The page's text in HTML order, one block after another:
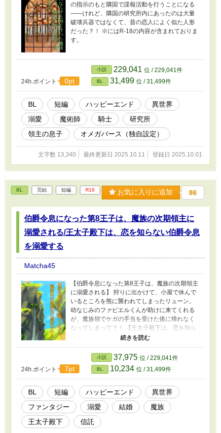
の指示のもと隣国で諜報活動を行うことになる
――けれど、隣国の研究所内にあったのは大量
破壊兵器ではなくて、昔の恋人によく似た人形
だった？！ ※にはR-18の内容が含まれておりま
す。
24h.ポイント 0pt
小説 229,041 位 / 229,041件
BL 31,499 位 / 31,499件
BL 短編 ハッピーエンド
異世界
溺愛
魔術師 騎士
研究所
領主の息子
オメガバース（独自設定）
文字数 13,340 最終更新日 2025.10.11 登録日 2025.10.01
BL 完結 短編 R18 お気に入りに追加 86
伯爵令息になった第8王子は、魔族の次期領主に
溺愛される/王太子殿下は、恋を知らない伯爵令息
を溺愛する
Matcha45
【伯爵令息になった第8王子は、魔族の次期領主
に溺愛される】 狩りに出かけて、小屋で休んで
いるところを熊に襲われてしまったリューン。
幼なじみのファビエルくんが助けに来てくれる
が、魔族領でケガの手当を受けた後に帰れなく
なってしまって？！ 【王太子殿下は、恋を知ら
ない伯爵令息を溺愛する】 ファウスト国では、
る。エリックが仕えている王太子殿下のミハエ
ル様は、神託により運命に翻弄されてしまっ
て？！ ※には、R-18の内容が含まれておりま
す。
24h.ポイント 7pt
小説 37,975 位 / 229,041件
BL 10,234 位 / 31,499件
BL 短編 ハッピーエンド
異世界
ファンタジー
溺愛 結婚
魔族
王太子殿下
信託